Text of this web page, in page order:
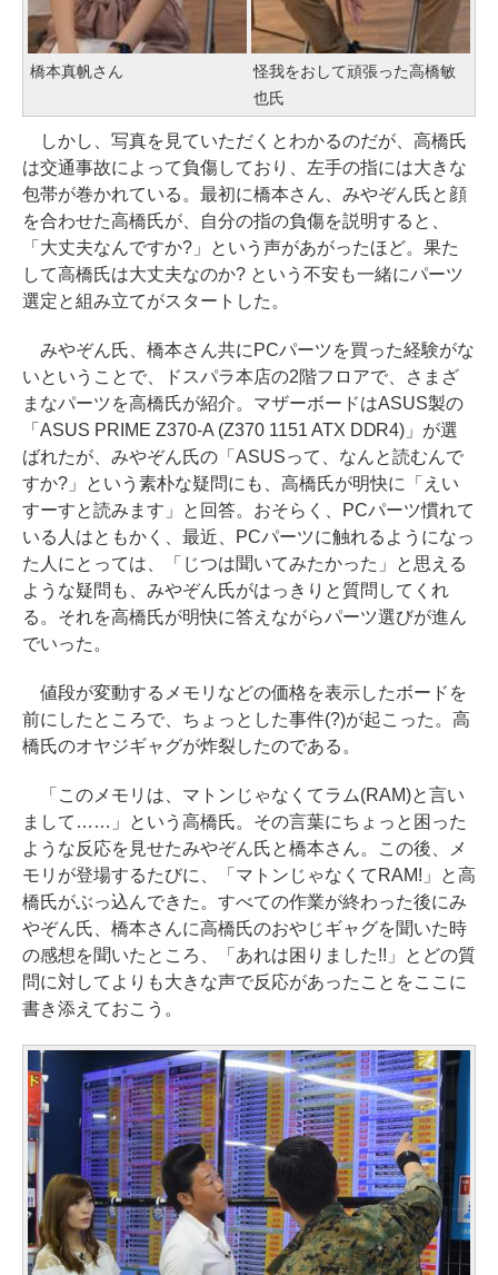
橋本真帆さん
怪我をおして頑張った高橋敏
也氏
しかし、写真を見ていただくとわかるのだが、高橋氏
は交通事故によって負傷しており、左手の指には大きな
包帯が巻かれている。最初に橋本さん、みやぞん氏と顔
を合わせた高橋氏が、自分の指の負傷を説明すると、
「大丈夫なんですか?」という声があがったほど。果た
して高橋氏は大丈夫なのか? という不安も一緒にパーツ
選定と組み立てがスタートした。
みやぞん氏、橋本さん共にPCパーツを買った経験がな
いということで、ドスパラ本店の2階フロアで、さまざ
まなパーツを高橋氏が紹介。マザーボードはASUS製の
「ASUS PRIME Z370-A (Z370 1151 ATX DDR4)」が選
ばれたが、みやぞん氏の「ASUSって、なんと読むんで
すか?」という素朴な疑問にも、高橋氏が明快に「えい
すーすと読みます」と回答。おそらく、PCパーツ慣れて
いる人はともかく、最近、PCパーツに触れるようになっ
た人にとっては、「じつは聞いてみたかった」と思える
ような疑問も、みやぞん氏がはっきりと質問してくれ
る。それを高橋氏が明快に答えながらパーツ選びが進ん
でいった。
値段が変動するメモリなどの価格を表示したボードを
前にしたところで、ちょっとした事件(?)が起こった。高
橋氏のオヤジギャグが炸裂したのである。
「このメモリは、マトンじゃなくてラム(RAM)と言い
まして……」という高橋氏。その言葉にちょっと困った
ような反応を見せたみやぞん氏と橋本さん。この後、メ
モリが登場するたびに、「マトンじゃなくてRAM!」と高
橋氏がぶっ込んできた。すべての作業が終わった後にみ
やぞん氏、橋本さんに高橋氏のおやじギャグを聞いた時
の感想を聞いたところ、「あれは困りました!!」とどの質
問に対してよりも大きな声で反応があったことをここに
書き添えておこう。